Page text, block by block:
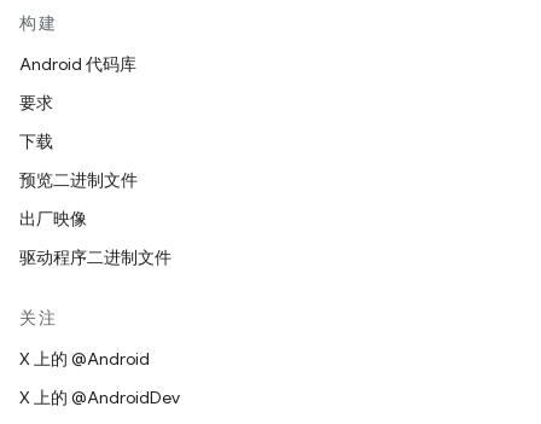
构建
Android 代码库
要求
下载
预览二进制文件
出厂映像
驱动程序二进制文件
关注
X 上的 @Android
X 上的 @AndroidDev